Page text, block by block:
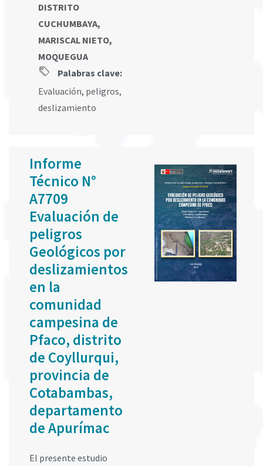
DISTRITO
CUCHUMBAYA,
MARISCAL NIETO,
MOQUEGUA
Palabras clave:
Evaluación, peligros,
deslizamiento
Informe
Técnico N°
A7709
Evaluación de
peligros
Geológicos por
deslizamientos
en la
comunidad
campesina de
Pfaco, distrito
de Coyllurqui,
provincia de
Cotabambas,
departamento
de Apurímac
El presente estudio